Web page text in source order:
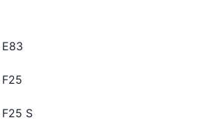
E83
F25
F25 S